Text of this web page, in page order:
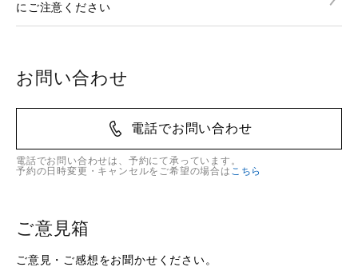
にご注意ください
お問い合わせ
電話でお問い合わせ
電話でお問い合わせは、予約にて承っています。
予約の日時変更・キャンセルをご希望の場合は こちら
ご意見箱
ご意見・ご感想をお聞かせください。